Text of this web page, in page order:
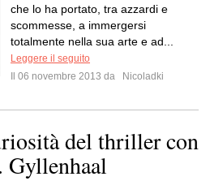
che lo ha portato, tra azzardi e
scommesse, a immergersi
totalmente nella sua arte e ad...
Leggere il seguito
Il 06 novembre 2013 da
Nicoladki
del thriller con
Gyllenhaal